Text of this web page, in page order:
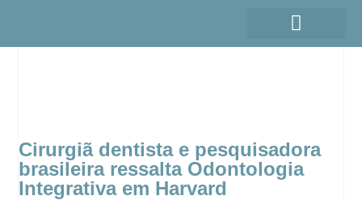
Cirurgiã dentista e pesquisadora
brasileira ressalta Odontologia
Integrativa em Harvard